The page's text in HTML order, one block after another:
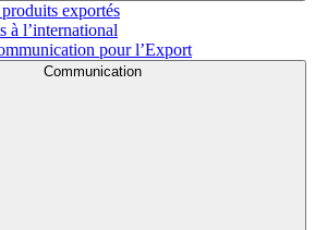
exportés
à l’international
pour l’Export
Communication